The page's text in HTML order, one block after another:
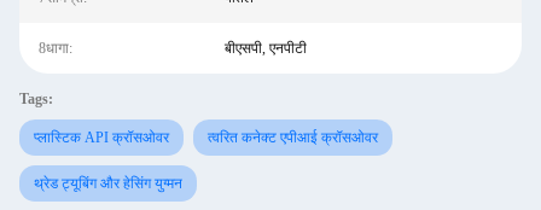
8धागा: बीएसपी, एनपीटी
Tags:
प्लास्टिक API क्रॉसओवर त्वरित कनेक्ट एपीआई क्रॉसओवर
थ्रेड ट्यूबिंग और हेसिंग युग्मन